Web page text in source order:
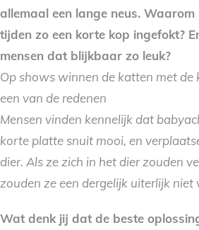
allemaal een lange neus.
tijden zo een korte kop ingefokt?
mensen dat blijkbaar zo leuk?
Op shows winnen de katten met de
een van de redenen
Mensen vinden kennelijk dat
korte platte snuit mooi, en
dier. Als ze zich in het dier zouden
zouden ze een dergelijk uiterlijk niet
Wat denk jij dat de beste